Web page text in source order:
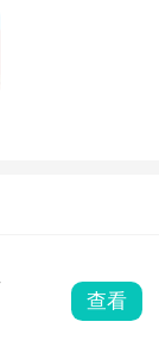
查看